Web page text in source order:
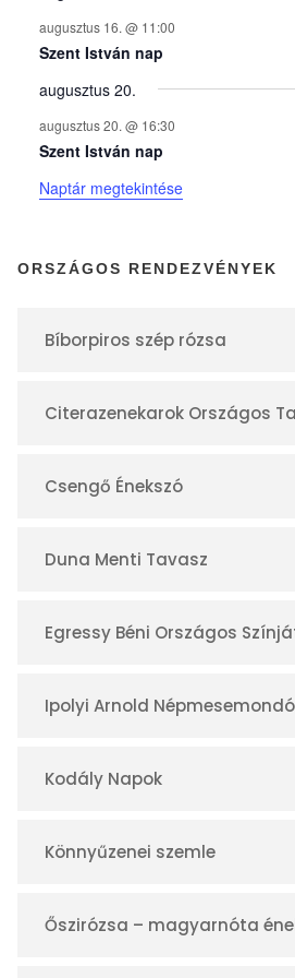
y
e
k
n
a
á
r
augusztus 16. @ 11:00
Szent István nap
augusztus 20.
augusztus 20. @ 16:30
Szent István nap
Naptár megtekintése
ORSZÁGOS RENDEZVÉNYEK
Bíborpiros szép rózsa
Citerazenekarok Országos
Csengő Énekszó
Duna Menti Tavasz
Egressy Béni Országos
Ipolyi Arnold
Kodály Napok
Könnyűzenei szemle
Őszirózsa – magyarnóta